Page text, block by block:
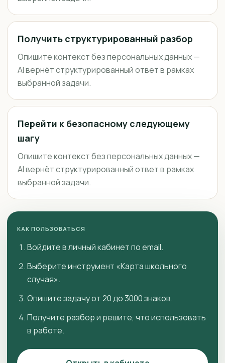
Получить структурированный разбор
Опишите контекст без персональных данных —
AI вернёт структурированный ответ в рамках
выбранной задачи.
Перейти к безопасному следующему
шагу
Опишите контекст без персональных данных —
AI вернёт структурированный ответ в рамках
выбранной задачи.
КАК ПОЛЬЗОВАТЬСЯ
Войдите в личный кабинет по email.
Выберите инструмент «Карта школьного
случая».
Опишите задачу от 20 до 3000 знаков.
Получите разбор и решите, что использовать
в работе.